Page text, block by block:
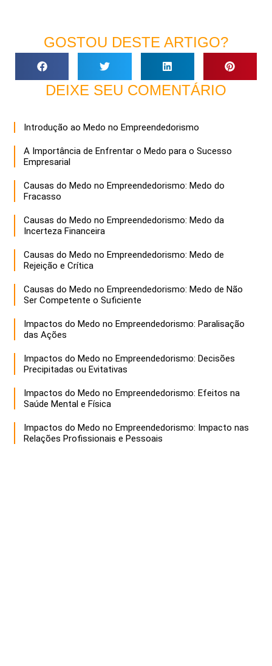
GOSTOU DESTE ARTIGO?
DEIXE SEU COMENTÁRIO
Introdução ao Medo no Empreendedorismo
A Importância de Enfrentar o Medo para o Sucesso
Empresarial
Causas do Medo no Empreendedorismo: Medo do
Fracasso
Causas do Medo no Empreendedorismo: Medo da
Incerteza Financeira
Causas do Medo no Empreendedorismo: Medo de
Rejeição e Crítica
Causas do Medo no Empreendedorismo: Medo de Não
Ser Competente o Suficiente
Impactos do Medo no Empreendedorismo: Paralisação
das Ações
Impactos do Medo no Empreendedorismo: Decisões
Precipitadas ou Evitativas
Impactos do Medo no Empreendedorismo: Efeitos na
Saúde Mental e Física
Impactos do Medo no Empreendedorismo: Impacto nas
Relações Profissionais e Pessoais